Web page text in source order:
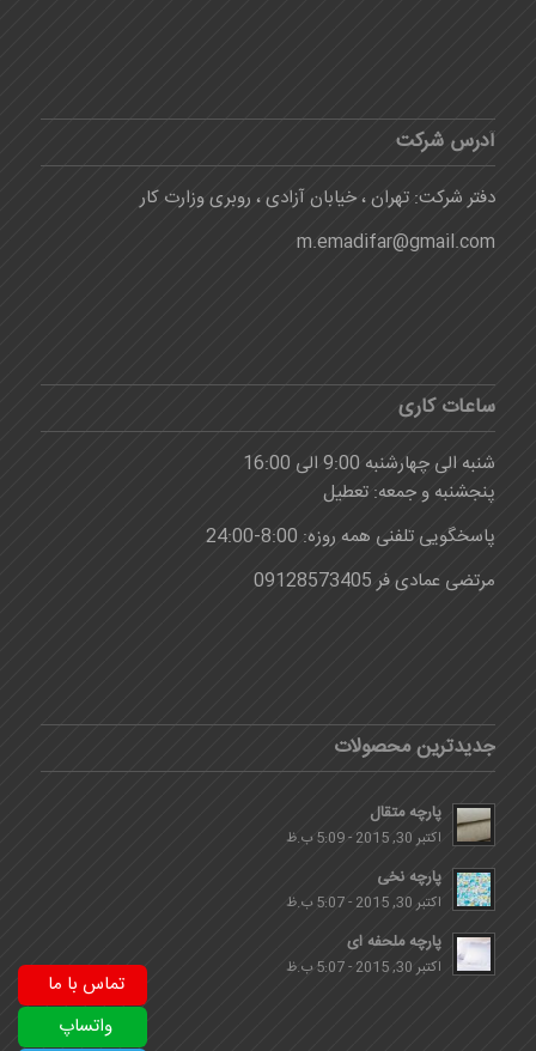
تماس با ما
واتساپ
آدرس شرکت
دفتر شرکت: تهران ، خیابان آزادی ، روبری وزارت کار
m.emadifar@gmail.com
ساعات کاری
شنبه الی چهارشنبه 9:00 الی 16:00
پنجشنبه و جمعه: تعطیل
پاسخگویی تلفنی همه روزه: 8:00-24:00
مرتضی عمادی فر 09128573405
جدیدترین محصولات
پارچه متقال
اکتبر 30, 2015 - 5:09 ب.ظ
پارچه نخی
اکتبر 30, 2015 - 5:07 ب.ظ
پارچه ملحفه ای
اکتبر 30, 2015 - 5:07 ب.ظ